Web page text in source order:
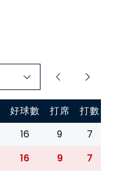
好球數 打席 打數
16 9 7
16 9 7